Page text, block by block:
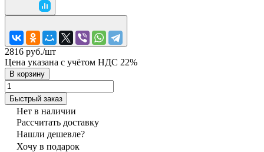
2816 руб./шт
Цена указана с учётом НДС 22%
В корзину
Быстрый заказ
Нет в наличии
Рассчитать доставку
Нашли дешевле?
Хочу в подарок